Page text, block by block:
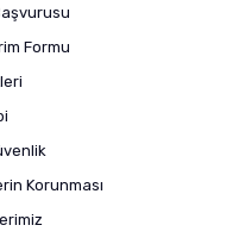
Formu
Korunması